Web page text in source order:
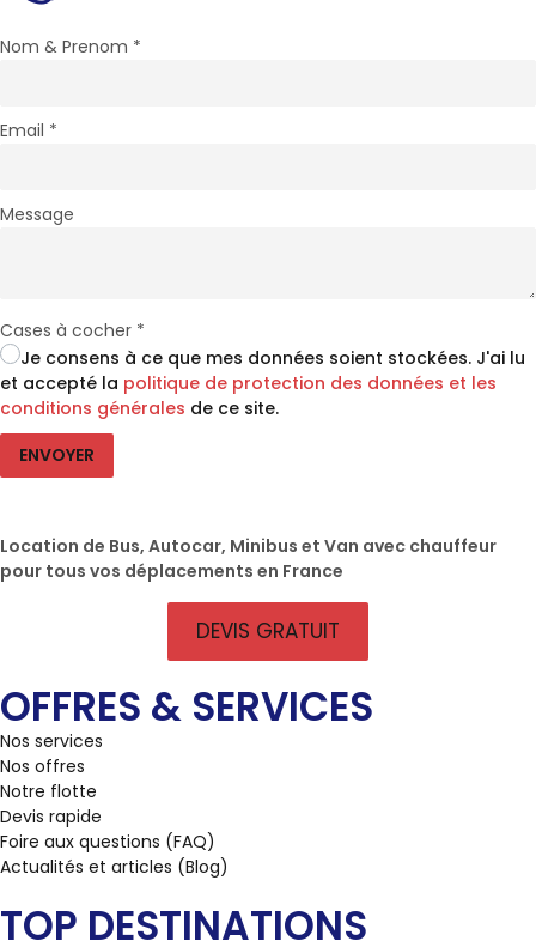
Nom & Prenom *
Email *
Message
Cases à cocher *
Je consens à ce que mes données soient stockées. J'ai lu
et accepté la politique de protection des données et les
conditions générales de ce site.
ENVOYER
Location de Bus, Autocar, Minibus et Van avec chauffeur
pour tous vos déplacements en France
DEVIS GRATUIT
OFFRES & SERVICES
Nos services
Nos offres
Notre flotte
Devis rapide
Foire aux questions (FAQ)
Actualités et articles (Blog)
TOP DESTINATIONS